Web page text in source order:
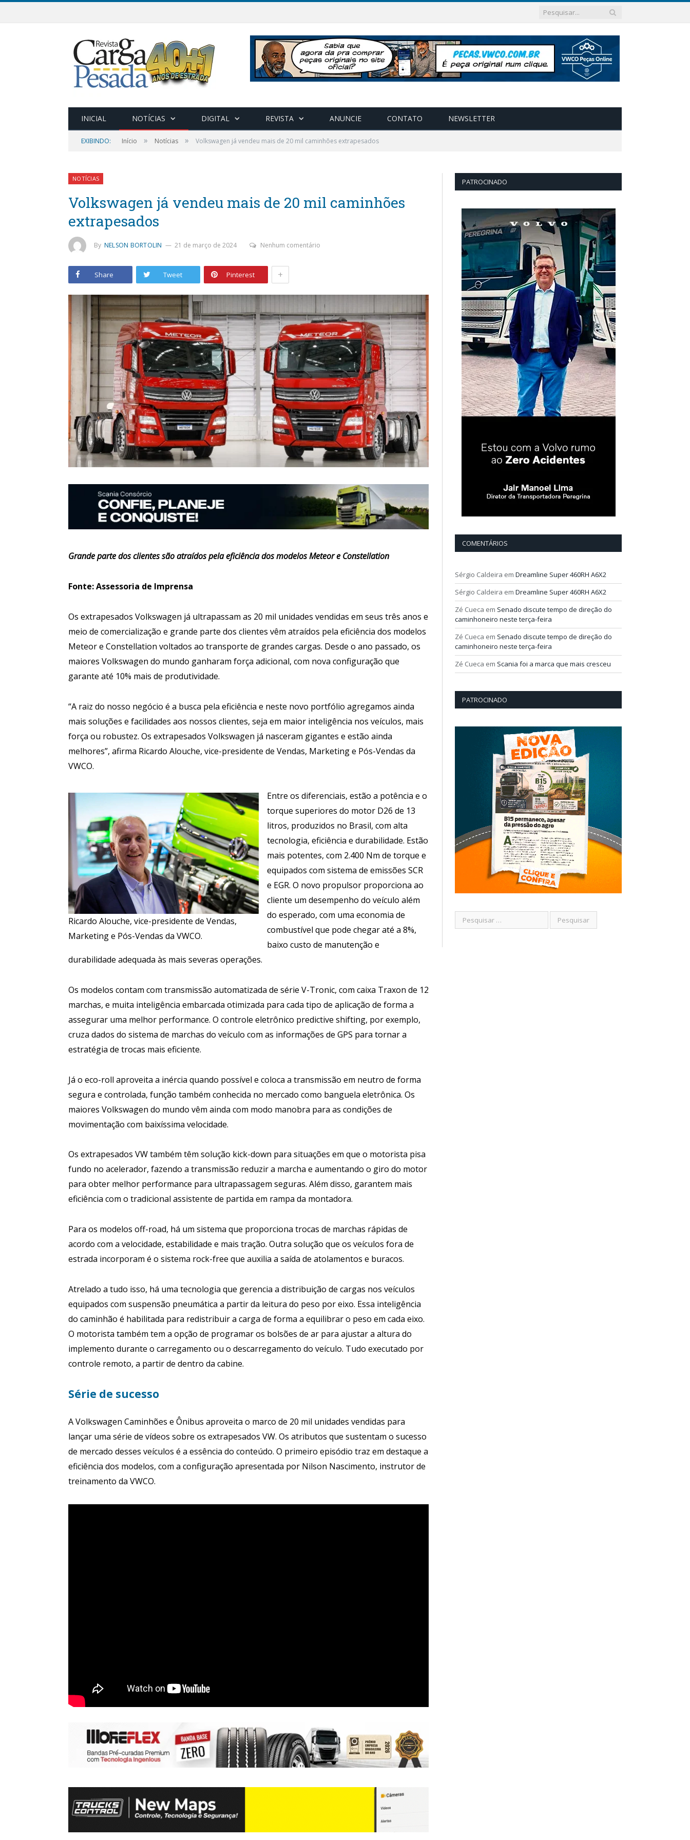
INICIAL NOTÍCIAS DIGITAL REVISTA ANUNCIE CONTATO NEWSLETTER
EXIBINDO: Início » Notícias » Volkswagen já vendeu mais de 20 mil caminhões extrapesados
NOTÍCIAS
Volkswagen já vendeu mais de 20 mil caminhões
extrapesados
By NELSON BORTOLIN 21 de março de 2024 Nenhum comentário
Share Tweet Pinterest +
Grande parte dos clientes são atraídos pela eficiência dos modelos Meteor e Constellation
Fonte: Assessoria de Imprensa
Os extrapesados Volkswagen já ultrapassam as 20 mil unidades vendidas em seus três anos e
meio de comercialização e grande parte dos clientes vêm atraídos pela eficiência dos modelos
Meteor e Constellation voltados ao transporte de grandes cargas. Desde o ano passado, os
maiores Volkswagen do mundo ganharam força adicional, com nova configuração que
garante até 10% mais de produtividade.
“A raiz do nosso negócio é a busca pela eficiência e neste novo portfólio agregamos ainda
mais soluções e facilidades aos nossos clientes, seja em maior inteligência nos veículos, mais
força ou robustez. Os extrapesados Volkswagen já nasceram gigantes e estão ainda
melhores”, afirma Ricardo Alouche, vice-presidente de Vendas, Marketing e Pós-Vendas da
VWCO.
Ricardo Alouche, vice-presidente de Vendas,
Marketing e Pós-Vendas da VWCO.
Entre os diferenciais, estão a potência e o
torque superiores do motor D26 de 13
litros, produzidos no Brasil, com alta
tecnologia, eficiência e durabilidade. Estão
mais potentes, com 2.400 Nm de torque e
equipados com sistema de emissões SCR
e EGR. O novo propulsor proporciona ao
cliente um desempenho do veículo além
do esperado, com uma economia de
combustível que pode chegar até a 8%,
baixo custo de manutenção e
durabilidade adequada às mais severas operações.
Os modelos contam com transmissão automatizada de série V-Tronic, com caixa Traxon de 12
marchas, e muita inteligência embarcada otimizada para cada tipo de aplicação de forma a
assegurar uma melhor performance. O controle eletrônico predictive shifting, por exemplo,
cruza dados do sistema de marchas do veículo com as informações de GPS para tornar a
estratégia de trocas mais eficiente.
Já o eco-roll aproveita a inércia quando possível e coloca a transmissão em neutro de forma
segura e controlada, função também conhecida no mercado como banguela eletrônica. Os
maiores Volkswagen do mundo vêm ainda com modo manobra para as condições de
movimentação com baixíssima velocidade.
Os extrapesados VW também têm solução kick-down para situações em que o motorista pisa
fundo no acelerador, fazendo a transmissão reduzir a marcha e aumentando o giro do motor
para obter melhor performance para ultrapassagem seguras. Além disso, garantem mais
eficiência com o tradicional assistente de partida em rampa da montadora.
Para os modelos off-road, há um sistema que proporciona trocas de marchas rápidas de
acordo com a velocidade, estabilidade e mais tração. Outra solução que os veículos fora de
estrada incorporam é o sistema rock-free que auxilia a saída de atolamentos e buracos.
Atrelado a tudo isso, há uma tecnologia que gerencia a distribuição de cargas nos veículos
equipados com suspensão pneumática a partir da leitura do peso por eixo. Essa inteligência
do caminhão é habilitada para redistribuir a carga de forma a equilibrar o peso em cada eixo.
O motorista também tem a opção de programar os bolsões de ar para ajustar a altura do
implemento durante o carregamento ou o descarregamento do veículo. Tudo executado por
controle remoto, a partir de dentro da cabine.
Série de sucesso
A Volkswagen Caminhões e Ônibus aproveita o marco de 20 mil unidades vendidas para
lançar uma série de vídeos sobre os extrapesados VW. Os atributos que sustentam o sucesso
de mercado desses veículos é a essência do conteúdo. O primeiro episódio traz em destaque a
eficiência dos modelos, com a configuração apresentada por Nilson Nascimento, instrutor de
treinamento da VWCO.
PATROCINADO
COMENTÁRIOS
Sérgio Caldeira em Dreamline Super 460RH A6X2
Sérgio Caldeira em Dreamline Super 460RH A6X2
Zé Cueca em Senado discute tempo de direção do
caminhoneiro neste terça-feira
Zé Cueca em Senado discute tempo de direção do
caminhoneiro neste terça-feira
Zé Cueca em Scania foi a marca que mais cresceu
PATROCINADO